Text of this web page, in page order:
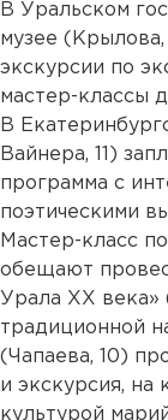
В Уральском
музее
экскурсии по
мастер-классы
В
Вайнера, 11)
программа с
поэтическими
Мастер-класс
обещают
Урала ХХ века»
традиционной
(Чапаева, 10)
и экскурсия, на
культурой